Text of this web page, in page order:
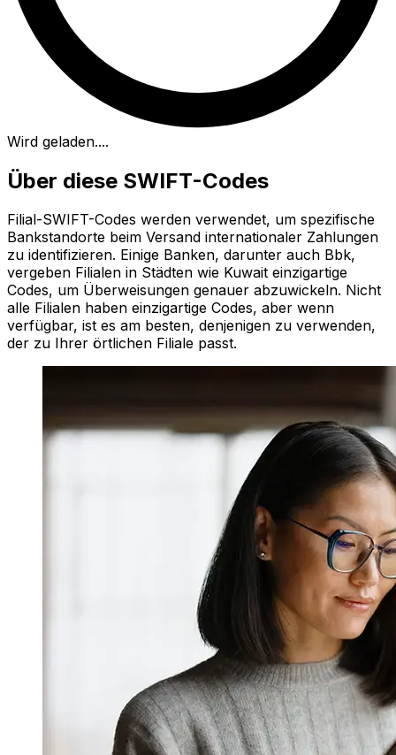
Wird geladen....
Über diese SWIFT-Codes
Filial-SWIFT-Codes werden verwendet, um spezifische
Bankstandorte beim Versand internationaler Zahlungen
zu identifizieren. Einige Banken, darunter auch Bbk,
vergeben Filialen in Städten wie Kuwait einzigartige
Codes, um Überweisungen genauer abzuwickeln. Nicht
alle Filialen haben einzigartige Codes, aber wenn
verfügbar, ist es am besten, denjenigen zu verwenden,
der zu Ihrer örtlichen Filiale passt.